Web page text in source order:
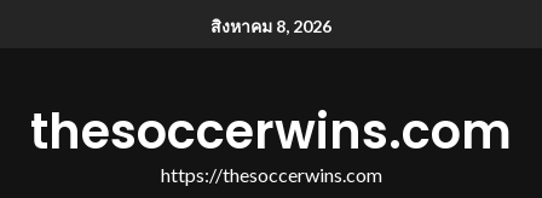
สิงหาคม 8, 2026
thesoccerwins.com
https://thesoccerwins.com